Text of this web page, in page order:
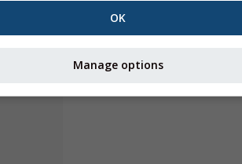
OK
Manage options